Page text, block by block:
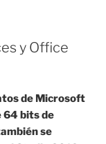
y Office
de Microsoft
64 bitsde
se